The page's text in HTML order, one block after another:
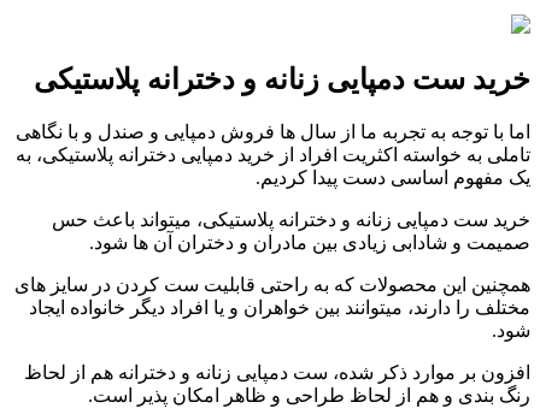
خرید ست دمپایی زنانه و دخترانه پلاستیکی
اما با توجه به تجربه ما از سال ها فروش دمپایی و صندل و با نگاهی
تاملی به خواسته اکثریت افراد از خرید دمپایی دخترانه پلاستیکی، به
یک مفهوم اساسی دست پیدا کردیم.
خرید ست دمپایی زنانه و دخترانه پلاستیکی، میتواند باعث حس
صمیمت و شادابی زیادی بین مادران و دختران آن ها شود.
همچنین این محصولات که به راحتی قابلیت ست کردن در سایز های
مختلف را دارند، میتوانند بین خواهران و یا افراد دیگر خانواده ایجاد
شود.
افزون بر موارد ذکر شده، ست دمپایی زنانه و دخترانه هم از لحاظ
رنگ بندی و هم از لحاظ طراحی و ظاهر امکان پذیر است.